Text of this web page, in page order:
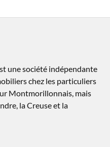
une société indépendante
chez les particuliers
Montmorillonnais, mais
la Creuse et la